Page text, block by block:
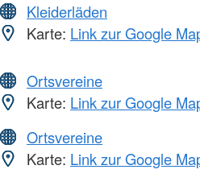
Kleiderläden
Karte: Link zur Google
Ortsvereine
Karte: Link zur Google
Ortsvereine
Karte: Link zur Google